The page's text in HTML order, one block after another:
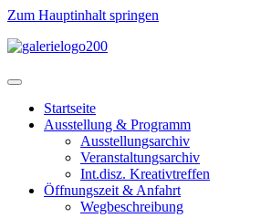
Zum Hauptinhalt springen
Startseite
Ausstellung & Programm
Ausstellungsarchiv
Veranstaltungsarchiv
Int.disz. Kreativtreffen
Öffnungszeit & Anfahrt
Wegbeschreibung